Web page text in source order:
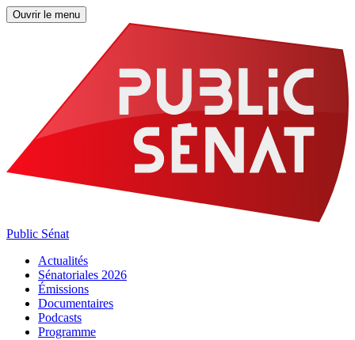
Ouvrir le menu
Public Sénat
Actualités
Sénatoriales 2026
Émissions
Documentaires
Podcasts
Programme